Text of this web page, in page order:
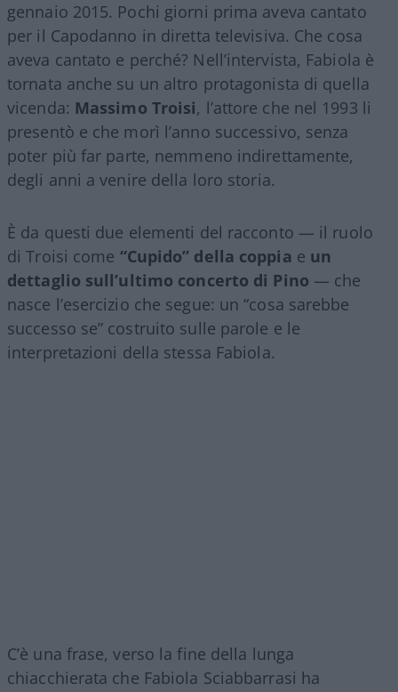
gennaio 2015. Pochi giorni prima aveva cantato
per il Capodanno in diretta televisiva. Che cosa
aveva cantato e perché? Nell’intervista, Fabiola è
tornata anche su un altro protagonista di quella
vicenda: Massimo Troisi, l’attore che nel 1993 li
presentò e che morì l’anno successivo, senza
poter più far parte, nemmeno indirettamente,
degli anni a venire della loro storia.
È da questi due elementi del racconto — il ruolo
di Troisi come “Cupido” della coppia e un
dettaglio sull’ultimo concerto di Pino — che
nasce l’esercizio che segue: un “cosa sarebbe
successo se” costruito sulle parole e le
interpretazioni della stessa Fabiola.
C’è una frase, verso la fine della lunga
chiacchierata che Fabiola Sciabbarrasi ha